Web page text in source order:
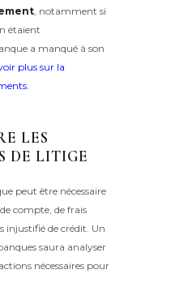
, notamment si
étaient
a manqué à son
plus sur la
.
LES
DE LITIGE
peut être nécessaire
compte, de frais
injustifié de crédit. Un
saura analyser
nécessaires pour